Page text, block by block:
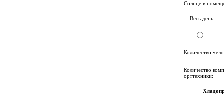
Солнце в
Весь день
Количество
Количество
орттехники: